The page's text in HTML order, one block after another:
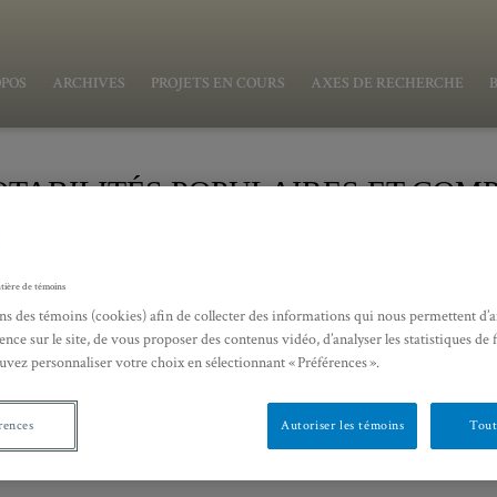
ARCHIVES PROJETS EN COURS AXES DE RECHERCHE
POPULAIRES ET
POPULAIRES ET
à Aix-Marseille Université
de témoins
des témoins (cookies) afin de collecter des informations qui nous permettent
sur le site, de vous proposer des contenus vidéo, d’analyser les statistiques
personnaliser votre choix en sélectionnant « Préférences ».
Autoriser les témoins